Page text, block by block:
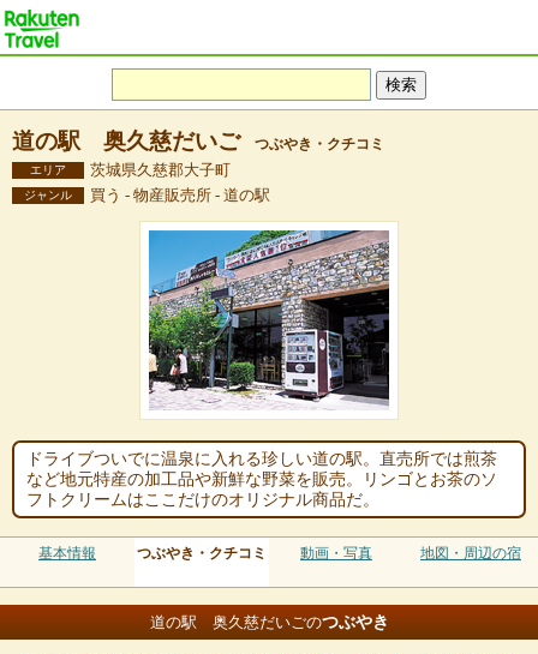
道の駅 奥久慈だいご つぶやき・クチコミ
エリア 茨城県久慈郡大子町
ジャンル 買う - 物産販売所 - 道の駅
ドライブついでに温泉に入れる珍しい道の駅。直売所では煎茶
など地元特産の加工品や新鮮な野菜を販売。リンゴとお茶のソ
フトクリームはここだけのオリジナル商品だ。
基本情報 つぶやき・クチコミ 動画・写真 地図・周辺の宿
道の駅 奥久慈だいごのつぶやき